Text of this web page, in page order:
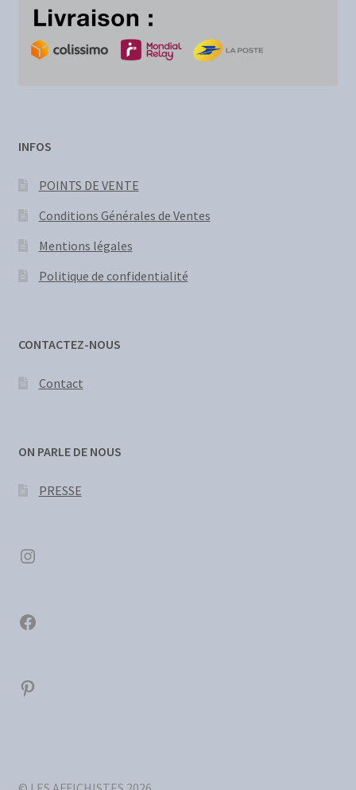
INFOS
POINTS DE VENTE
Conditions Générales de Ventes
Mentions légales
Politique de confidentialité
CONTACTEZ-NOUS
Contact
ON PARLE DE NOUS
PRESSE
Instagram
Facebook
Pinterest